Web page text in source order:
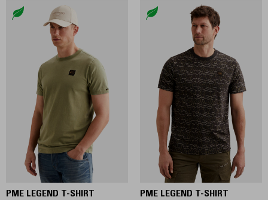
PME LEGEND T-SHIRT PME LEGEND T-SHIRT